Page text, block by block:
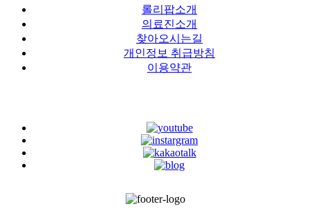
롤리팝소개
의료진소개
찾아오시는길
개인정보 취급방침
이용약관